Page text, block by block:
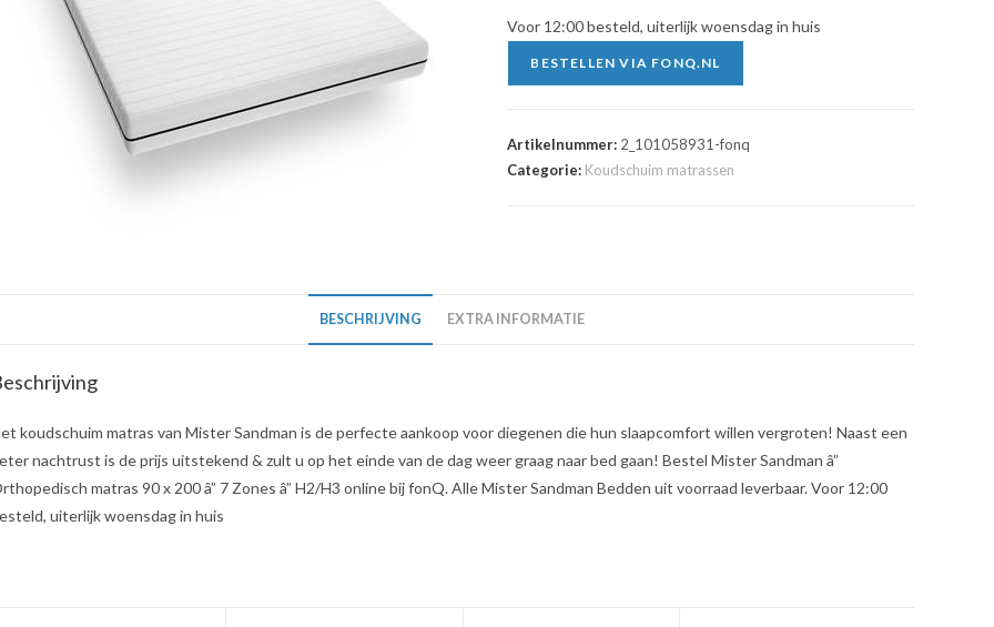
Voor 12:00 besteld, uiterlijk woensdag in huis
BESTELLEN VIA FONQ.NL
Artikelnummer: 2_101058931-fonq
Categorie: Koudschuim matrassen
BESCHRIJVING EXTRA INFORMATIE
koudschuim matras van Mister Sandman is de perfecte aankoop voor diegenen die hun slaapcomfort willen vergroten! Naast een
nachtrust is de prijs uitstekend & zult u op het einde van de dag weer graag naar bed gaan! Bestel Mister Sandman â”
matras 90 x 200 â” 7 Zones â” H2/H3 online bij fonQ. Alle Mister Sandman Bedden uit voorraad leverbaar. Voor 12:00
uiterlijk woensdag in huis